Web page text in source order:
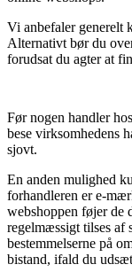
Vi anbefaler generelt
Alternativt bør du
forudsat du agter at
Før nogen handler
bese virksomhedens
sjovt.
En anden mulighed
forhandleren er e-
webshoppen føjer de
regelmæssigt tilses af
bestemmelserne på
bistand, ifald du